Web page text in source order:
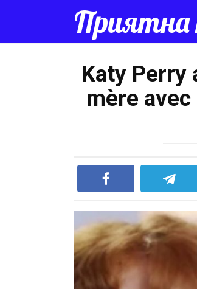
Приятна
Katy Perry
mère